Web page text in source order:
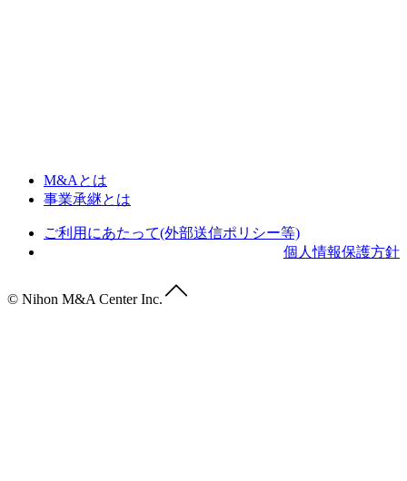
M&Aとは
事業承継とは
ご利用にあたって(外部送信ポリシー等)
個人情報保護方針
© Nihon M&A Center Inc.